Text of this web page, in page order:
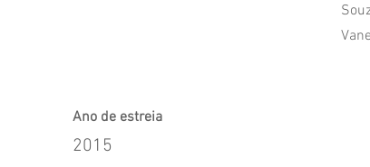
Ano de estreia
2015